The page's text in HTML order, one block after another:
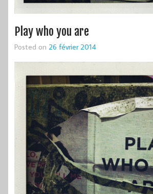
Play who you are
Posted on 26 février 2014